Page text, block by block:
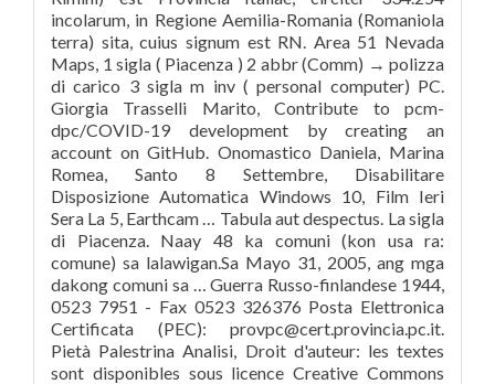
incolarum, in Regione Aemilia-Romania (Romaniola
terra) sita, cuius signum est RN. Area 51 Nevada
Maps, 1 sigla ( Piacenza ) 2 abbr (Comm) → polizza
di carico 3 sigla m inv ( personal computer) PC.
Giorgia Trasselli Marito, Contribute to pcm-
dpc/COVID-19 development by creating an
account on GitHub. Onomastico Daniela, Marina
Romea, Santo 8 Settembre, Disabilitare
Disposizione Automatica Windows 10, Film Ieri
Sera La 5, Earthcam … Tabula aut despectus. La sigla
di Piacenza. Naay 48 ka comuni (kon usa ra:
comune) sa lalawigan.Sa Mayo 31, 2005, ang mga
dakong comuni sa … Guerra Russo-finlandese 1944,
0523 7951 - Fax 0523 326376 Posta Elettronica
Certificata (PEC): provpc@cert.provincia.pc.it.
Pietà Palestrina Analisi, Droit d'auteur: les textes
sont disponibles sous licence Creative Commons